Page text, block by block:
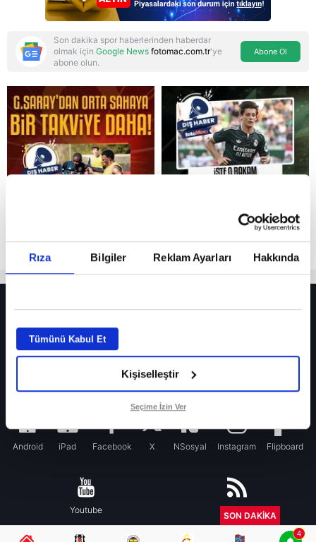
Rıza Bilgiler Reklam Ayarları Hakkında
Tümünü Kabul Et
Kişiselleştir
Seçime İzin Ver
Reddet
Son dakika spor haberlerinden haberdar
olmak için Google News fotomac.com.tr'ye
abone olun.
Abone Ol
Fenerbahçe’de sürpriz ayrılık ihtimali! Devre arasında gelmişti
Fenerbahçe’nin yeni transferi Mason Greenwood için olay sözler!
Galatasaray’da rota yeniden Thiago Almada!
Android iPad Facebook X NSosyal Instagram Flipboard
Youtube RSS
SON DAKİKA
4